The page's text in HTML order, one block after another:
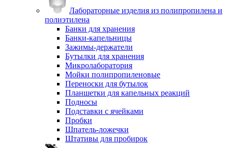
Лабораторные изделия из полипропилена и
полиэтилена
Банки для хранения
Банки-капельницы
Зажимы-держатели
Бутылки для хранения
Микролаборатория
Мойки полипропиленовые
Переноски для бутылок
Планшетки для капельных реакций
Подносы
Подставки с ячейками
Пробки
Шпатель-ложечки
Штативы для пробирок